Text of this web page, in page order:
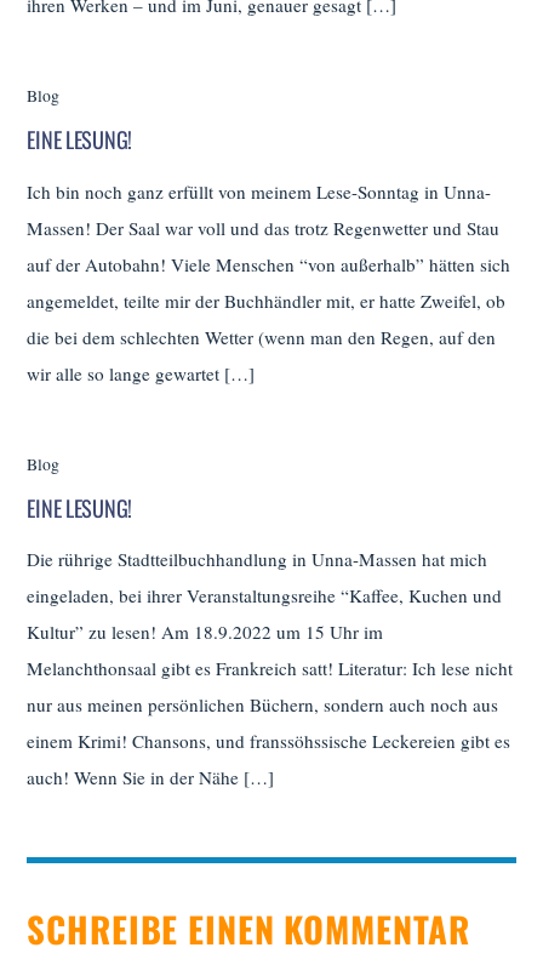
ihren Werken – und im Juni, genauer gesagt […]
Blog
EINE LESUNG!
Ich bin noch ganz erfüllt von meinem Lese-Sonntag in Unna-
Massen! Der Saal war voll und das trotz Regenwetter und Stau
auf der Autobahn! Viele Menschen “von außerhalb” hätten sich
angemeldet, teilte mir der Buchhändler mit, er hatte Zweifel, ob
die bei dem schlechten Wetter (wenn man den Regen, auf den
wir alle so lange gewartet […]
Blog
EINE LESUNG!
Die rührige Stadtteilbuchhandlung in Unna-Massen hat mich
eingeladen, bei ihrer Veranstaltungsreihe “Kaffee, Kuchen und
Kultur” zu lesen! Am 18.9.2022 um 15 Uhr im
Melanchthonsaal gibt es Frankreich satt! Literatur: Ich lese nicht
nur aus meinen persönlichen Büchern, sondern auch noch aus
einem Krimi! Chansons, und franssöhssische Leckereien gibt es
auch! Wenn Sie in der Nähe […]
SCHREIBE EINEN KOMMENTAR